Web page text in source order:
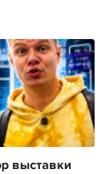
выставки